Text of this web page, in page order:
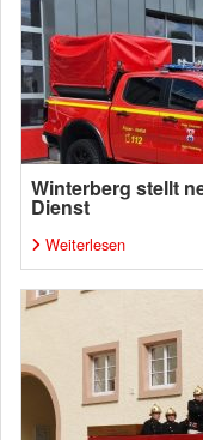
Winterberg stellt
Dienst
Weiterlesen